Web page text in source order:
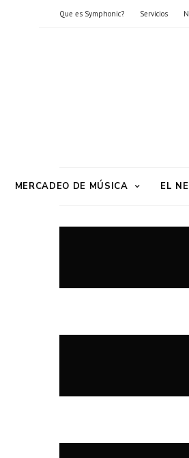
Que es Symphonic? Servicios
MERCADEO DE MÚSICA EL